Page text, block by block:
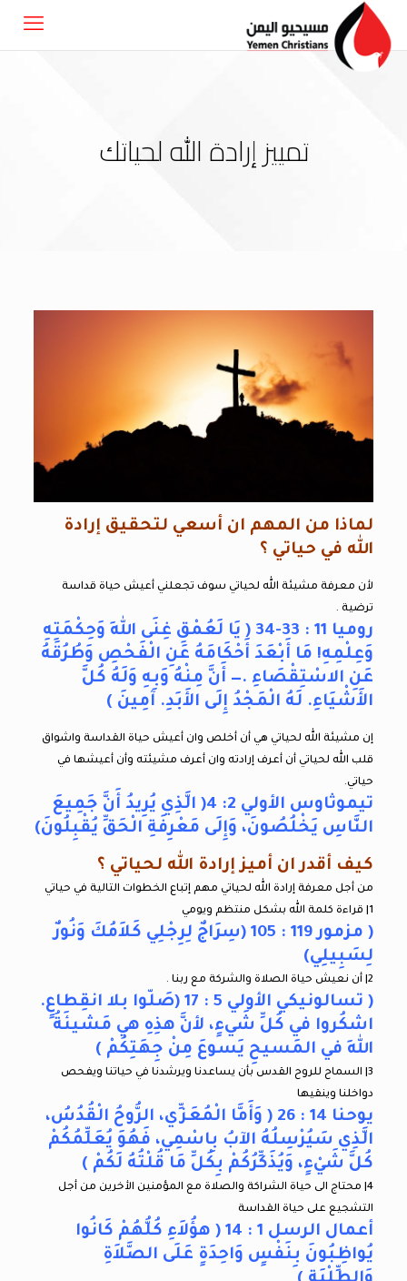
تمييز إرادة الله لحياتك
لماذا من المهم ان أسعي لتحقيق إرادة
الله في حياتي ؟
لأن معرفة مشيئة الله لحياتي سوف تجعلني أعيش حياة قداسة
ترضية .
روميا 11 : 33-34 ( يَا لَعُمْقِ غِنَى اللهِ وَحِكْمَتِهِ
وَعِلْمِهِ! مَا أَبْعَدَ أَحْكَامَهُ عَنِ الْفَحْصِ وَطُرُقَهُ
عَنِ الاسْتِقْصَاءِ .— أَنَّ مِنْهُ وَبِهِ وَلَهُ كُلَّ
الأَشْيَاءِ. لَهُ الْمَجْدُ إِلَى الأَبَدِ. آمِينَ )
إن مشيئة الله لحياتي هي أن أخلص وان أعيش حياة القداسة واشواق
قلب الله لحياتي أن أعرف إرادته وان أعرف مشيئته وأن أعيشها في
حياتي.
تيموثاوس الأولي 2: 4( الَّذِي يُرِيدُ أَنَّ جَمِيعَ
النَّاسِ يَخْلُصُونَ، وَإِلَى مَعْرِفَةِ الْحَقِّ يُقْبِلُونَ)
كيف أقدر ان أميز إرادة الله لحياتي ؟
من أجل معرفة إرادة الله لحياتي مهم إتباع الخطوات التالية في حياتي
1| قراءة كلمة الله بشكل منتظم ويومي
( مزمور 119 : 105 (سِرَاجٌ لِرِجْلِي كَلاَمُكَ وَنُورٌ
لِسَبِيلِي)
2| أن نعيش حياة الصلاة والشركة مع ربنا .
( تسالونيكي الأولي 5 : 17 (صَلّوا بلا انقِطاعٍ.
اشكُروا في كُلِّ شَيءٍ، لأنَّ هذِهِ هي مَشيئَةُ
اللهِ في المَسيحِ يَسوعَ مِنْ جِهَتِكُمْ )
3| السماح للروح القدس بأن يساعدنا ويرشدنا في حياتنا ويفحص
دواخلنا وينقيها
يوحنا 14 : 26 ( وَأَمَّا الْمُعَزِّي، الرُّوحُ الْقُدُسُ،
الَّذِي سَيُرْسِلُهُ الآبُ بِاسْمِي، فَهُوَ يُعَلِّمُكُمْ
كُلَّ شَيْءٍ، وَيُذَكِّرُكُمْ بِكُلِّ مَا قُلْتُهُ لَكُمْ )
4| محتاج الى حياة الشراكة والصلاة مع المؤمنين الأخرين من أجل
التشجيع على حياة القداسة
أعمال الرسل 1 : 14 ( هؤُلاَءِ كُلُّهُمْ كَانُوا
يُواظِبُونَ بِنَفْسٍ وَاحِدَةٍ عَلَى الصَّلاَةِ